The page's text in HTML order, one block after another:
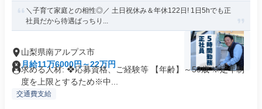
＼子育て家庭との相性◎／ 土日祝休み＆年休122日! 1日5hでも正
社員だから待遇ばっちり...
山梨県南アルプス市
月給11万6000円～22万円
求める人材: ❖応募資格、ご経験等 【年齢】～59歳 ※定年制
度を上限とするため※中...
交通費支給